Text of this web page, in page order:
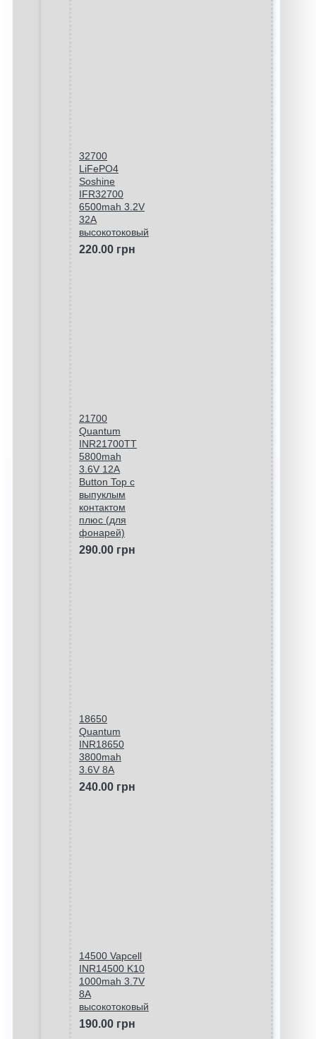
32700
LiFePO4
Soshine
IFR32700
6500mah 3.2V
32A
высокотоковый
220.00 грн
21700
Quantum
INR21700TT
5800mah
3.6V 12A
Button Top с
выпуклым
контактом
плюс (для
фонарей)
290.00 грн
18650
Quantum
INR18650
3800mah
3.6V 8A
240.00 грн
14500 Vapcell
INR14500 K10
1000mah 3.7V
8A
высокотоковый
190.00 грн